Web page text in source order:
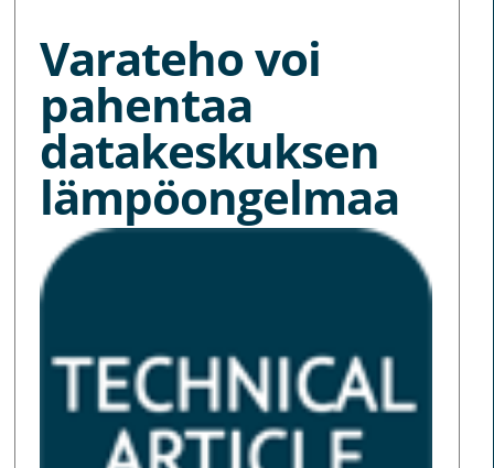
Varateho voi
pahentaa
datakeskuksen
lämpöongelmaa